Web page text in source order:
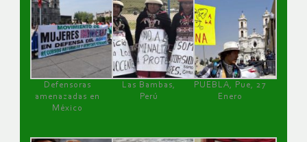
Defensoras
amenazadas en
México
Las Bambas,
Perú
PUEBLA, Pue, 27
Enero